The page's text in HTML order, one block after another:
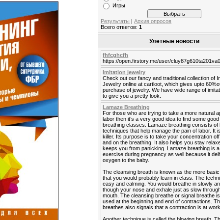
Игры
Результаты |Архив опросов
Всего ответов:1
Улетные новости
fhfcghcfh
https://open.firstory.me/user/
Imitation jewelry
Check out our fancy and traditional collection of
Jewelry online at cartloot, which gives upto
purchase of jewelry. We have wide range of
to give you a pretty look.
Lamaze Breathing
For those who are trying to take a more natural
labor then it’s a very good idea to find some
breathing classes. Lamaze breathing consists of
techniques that help manage the pain of labor. It
killer. Its purpose is to take your concentration
and on the breathing. It also helps you stay
keeps you from panicking. Lamaze breathing is
exercise during pregnancy as well because it
oxygen to the baby.
The cleansing breath is known as the more
that you would probably learn in class. The
easy and calming. You would breathe in slowly
though your nose and exhale just as slow
mouth. The cleansing breathe or signal breathe
used at the beginning and end of contractions.
breathes also signals that a contraction is at